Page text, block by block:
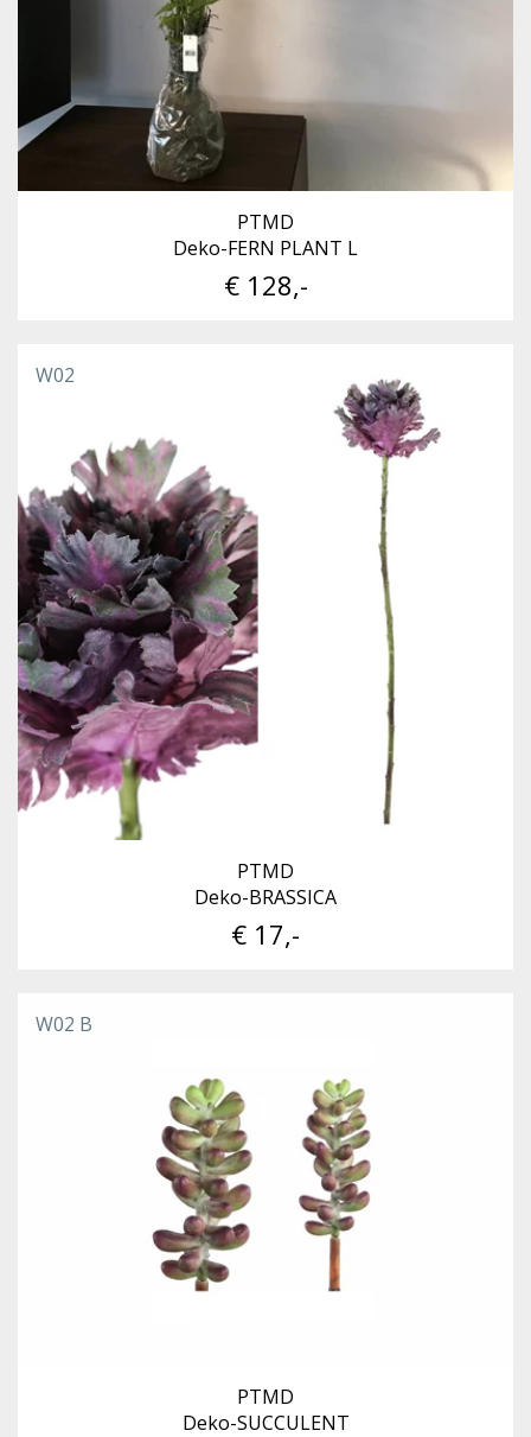
PTMD
Deko-FERN PLANT L
€ 128,-
W02
PTMD
Deko-BRASSICA
€ 17,-
W02 B
PTMD
Deko-SUCCULENT